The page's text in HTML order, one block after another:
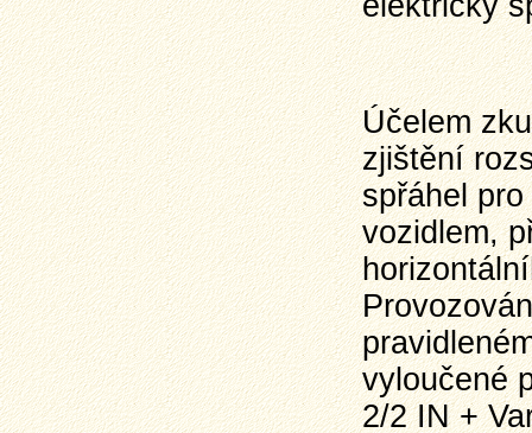
Účelem
zjištění
spřáhel
vozidlem,
vyloučené
2/2 IN +